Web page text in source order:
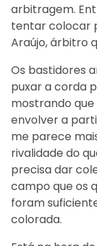
arbitragem.
tentar colocar
Araújo, árbitro
Os bastidores
puxar a corda
mostrando
envolver a
me parece
rivalidade do
precisa dar
campo que os
foram
colorada.